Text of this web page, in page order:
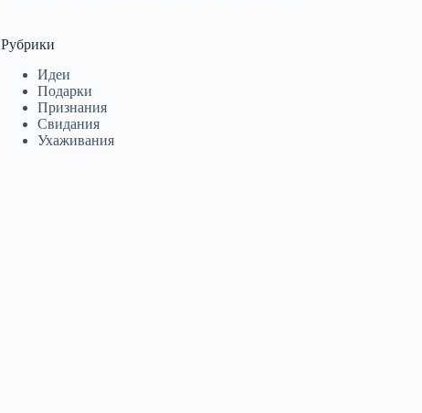
Рубрики
Идеи
Подарки
Признания
Свидания
Ухаживания